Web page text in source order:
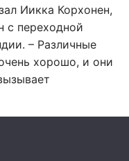
Иикка Корхонен,
с переходной
– Различные
хорошо, и они